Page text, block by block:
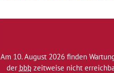
Am 10. August 2026 finden
der bbbzeitweise nicht